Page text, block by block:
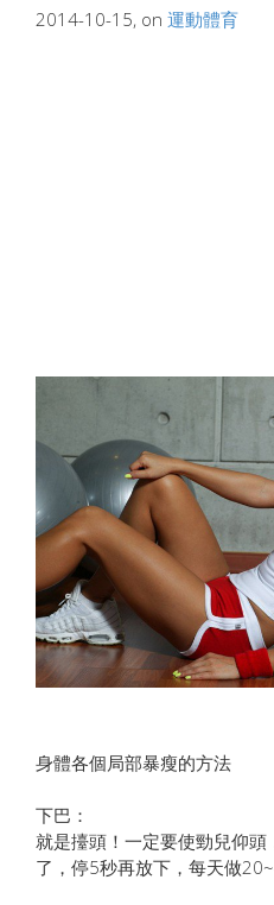
2014-10-15, on 運動體育
身體各個局部暴瘦的方法
下巴：
就是擡頭！一定要使勁兒仰
了，停5秒再放下，每天做